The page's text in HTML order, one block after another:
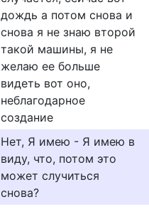
дождь а потом снова и
снова я не знаю второй
такой машины, я не
желаю ее больше
видеть вот оно,
неблагодарное
создание
Нет, Я имею - Я имею в
виду, что, потом это
может случиться
снова?